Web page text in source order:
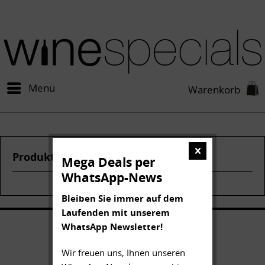
Menü Warenkorb
Produkte von Massandra
Mega Deals per
WhatsApp-News
Bleiben Sie immer auf dem
Laufenden mit unserem
WhatsApp Newsletter!
Wir freuen uns, Ihnen unseren